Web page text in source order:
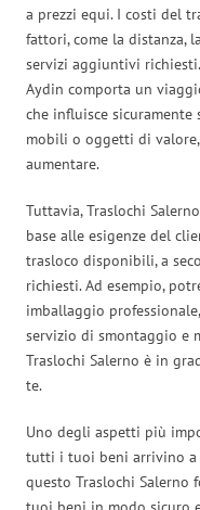
a prezzi equi. I costi del
fattori, come la distanza,
servizi aggiuntivi
Aydin comporta un
che influisce
mobili o oggetti di
aumentare.
Tuttavia, Traslochi
base alle esigenze del
trasloco disponibili, a
richiesti. Ad esempio,
imballaggio
servizio di smontaggio e
Traslochi Salerno è in
te.
Uno degli aspetti più
tutti i tuoi beni arrivino a
questo Traslochi Salerno